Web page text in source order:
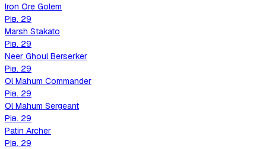
Iron Ore Golem
Рів. 29
Marsh Stakato
Рів. 29
Neer Ghoul Berserker
Рів. 29
Ol Mahum Commander
Рів. 29
Ol Mahum Sergeant
Рів. 29
Patin Archer
Рів. 29